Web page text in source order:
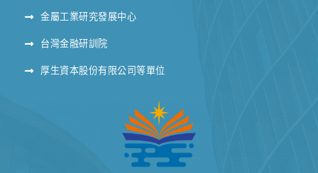
金屬工業研究發展中心
台灣金融研訓院
厚生資本股份有限公司等單位